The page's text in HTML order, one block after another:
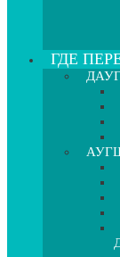
ГДЕ